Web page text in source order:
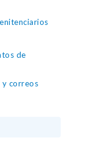
de
y correos